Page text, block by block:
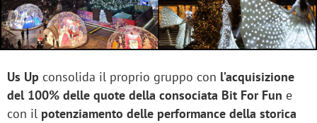
Us Up consolida il proprio gruppo con l’acquisizione
del 100% delle quote della consociata Bit For Fun e
con il potenziamento delle performance della storica